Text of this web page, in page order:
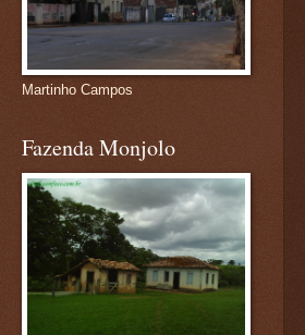
Martinho Campos
Fazenda Monjolo